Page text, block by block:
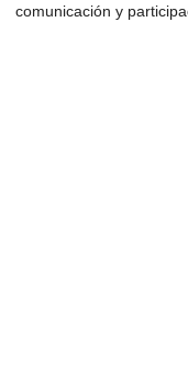
comunicación y